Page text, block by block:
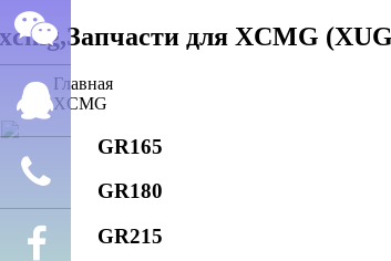
Главная
XCMG
GR165
GR180
GR215
Семён
лю
WeChat
QQ
Телефон